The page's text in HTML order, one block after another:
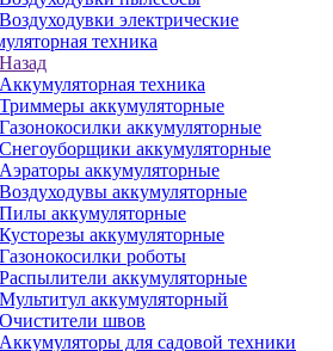
Воздуходувки электрические
техника
Назад
Аккумуляторная техника
Триммеры аккумуляторные
Газонокосилки аккумуляторные
Снегоуборщики аккумуляторные
Аэраторы аккумуляторные
Воздуходувы аккумуляторные
Пилы аккумуляторные
Кусторезы аккумуляторные
Газонокосилки роботы
Распылители аккумуляторные
Мультитул аккумуляторный
Очистители швов
Аккумуляторы для садовой техники